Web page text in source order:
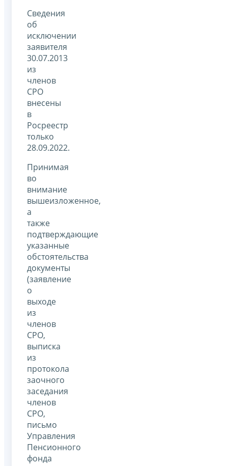
Сведения
об
исключении
заявителя
30.07.2013
из
членов
СРО
внесены
в
Росреестр
только
28.09.2022.
Принимая
во
внимание
вышеизложенное,
а
также
подтверждающие
указанные
обстоятельства
документы
(заявление
о
выходе
из
членов
СРО,
выписка
из
протокола
заочного
заседания
членов
СРО,
письмо
Управления
Пенсионного
фонда